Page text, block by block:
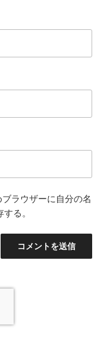
ラウザーに自分の名
る。